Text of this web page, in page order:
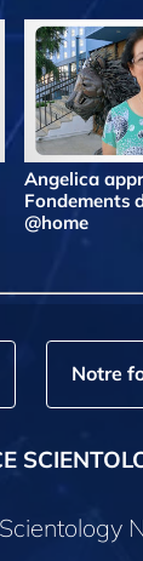
Angelica
Fondements
@home
Notre